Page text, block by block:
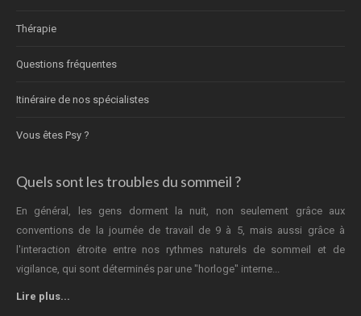
Thérapie
Questions fréquentes
Itinéraire de nos spécialistes
Vous êtes Psy ?
Quels sont les troubles du sommeil ?
En général, les gens dorment la nuit, non seulement grâce aux
conventions de la journée de travail de 9 à 5, mais aussi grâce à
l'interaction étroite entre nos rythmes naturels de sommeil et de
vigilance, qui sont déterminés par une "horloge" interne...
Lire plus...